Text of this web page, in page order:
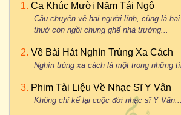
Ca Khúc Mười Năm Tái Ngộ
Câu chuyện về hai người lính, cũng là
thuở còn ngồi chung ghế nhà trường...
Về Bài Hát Nghìn Trùng Xa Cách
Nghìn trùng xa cách là một trong những
Phim Tài Liệu Về Nhạc Sĩ Y Vân
Không chỉ kể lại cuộc đời nhạc sĩ Y Vân...